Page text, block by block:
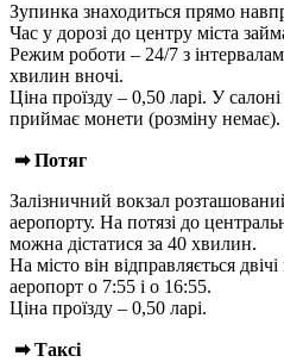
Зупинка знаходиться прямо
Час у дорозі до центру міста
Режим роботи – 24/7 з
хвилин вночі.
Ціна проїзду – 0,50 ларі. У
приймає монети (розміну немає).
➡ Потяг
Залізничний вокзал
аеропорту. На потязі до
можна дістатися за 40 хвилин.
На місто він відправляється
аеропорт о 7:55 і о 16:55.
Ціна проїзду – 0,50 ларі.
➡ Таксі